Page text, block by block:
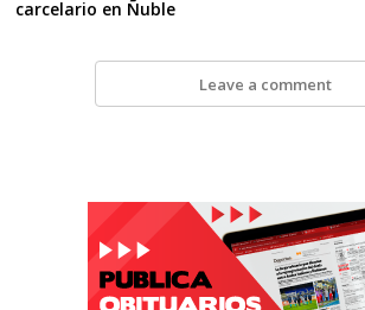
carcelario en Ñuble
Leave a comment